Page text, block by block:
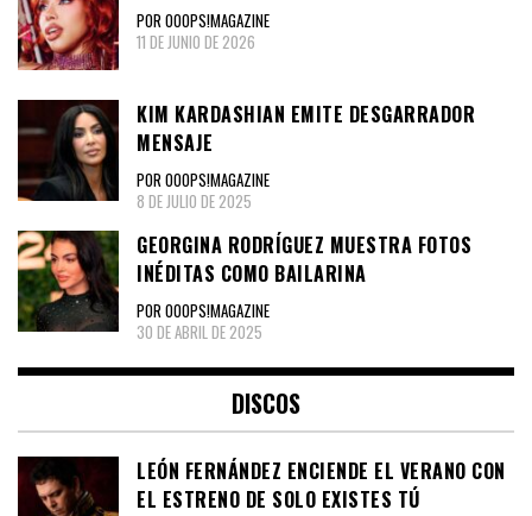
POR OOOPS!MAGAZINE
11 DE JUNIO DE 2026
KIM KARDASHIAN EMITE DESGARRADOR
MENSAJE
POR OOOPS!MAGAZINE
8 DE JULIO DE 2025
GEORGINA RODRÍGUEZ MUESTRA FOTOS
INÉDITAS COMO BAILARINA
POR OOOPS!MAGAZINE
30 DE ABRIL DE 2025
DISCOS
LEÓN FERNÁNDEZ ENCIENDE EL VERANO CON
EL ESTRENO DE SOLO EXISTES TÚ